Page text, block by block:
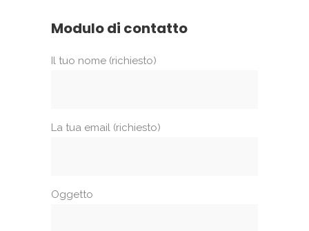
Modulo di contatto
Il tuo nome (richiesto)
La tua email (richiesto)
Oggetto